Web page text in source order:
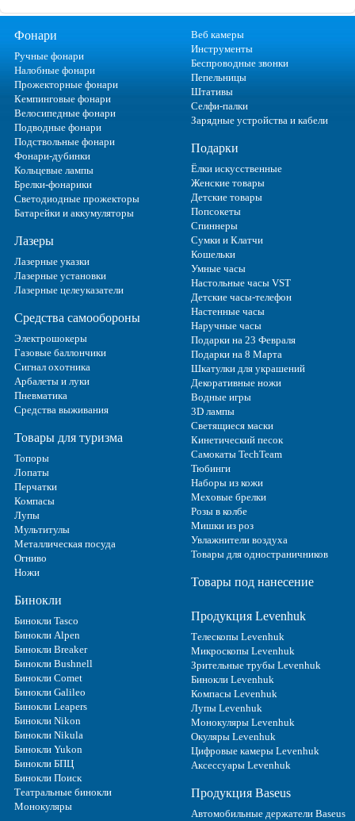
Фонари
Ручные фонари
Налобные фонари
Прожекторные фонари
Кемпинговые фонари
Велосипедные фонари
Подводные фонари
Подствольные фонари
Фонари-дубинки
Кольцевые лампы
Брелки-фонарики
Светодиодные прожекторы
Батарейки и аккумуляторы
Лазеры
Лазерные указки
Лазерные установки
Лазерные целеуказатели
Средства самообороны
Электрошокеры
Газовые баллончики
Сигнал охотника
Арбалеты и луки
Пневматика
Средства выживания
Товары для туризма
Топоры
Лопаты
Перчатки
Компасы
Лупы
Мультитулы
Металлическая посуда
Огниво
Ножи
Бинокли
Бинокли Tasco
Бинокли Alpen
Бинокли Breaker
Бинокли Bushnell
Бинокли Comet
Бинокли Galileo
Бинокли Leapers
Бинокли Nikon
Бинокли Nikula
Бинокли Yukon
Бинокли БПЦ
Бинокли Поиск
Театральные бинокли
Монокуляры
Веб камеры
Инструменты
Беспроводные звонки
Пепельницы
Штативы
Селфи-палки
Зарядные устройства и кабели
Подарки
Ёлки искусственные
Женские товары
Детские товары
Попсокеты
Спиннеры
Сумки и Клатчи
Кошельки
Умные часы
Настольные часы VST
Детские часы-телефон
Настенные часы
Наручные часы
Подарки на 23 Февраля
Подарки на 8 Марта
Шкатулки для украшений
Декоративные ножи
Водные игры
3D лампы
Светящиеся маски
Кинетический песок
Самокаты TechTeam
Тюбинги
Наборы из кожи
Меховые брелки
Розы в колбе
Мишки из роз
Увлажнители воздуха
Товары для одностраничников
Товары под нанесение
Продукция Levenhuk
Телескопы Levenhuk
Микроскопы Levenhuk
Зрительные трубы Levenhuk
Бинокли Levenhuk
Компасы Levenhuk
Лупы Levenhuk
Монокуляры Levenhuk
Окуляры Levenhuk
Цифровые камеры Levenhuk
Аксессуары Levenhuk
Продукция Baseus
Автомобильные держатели Baseus